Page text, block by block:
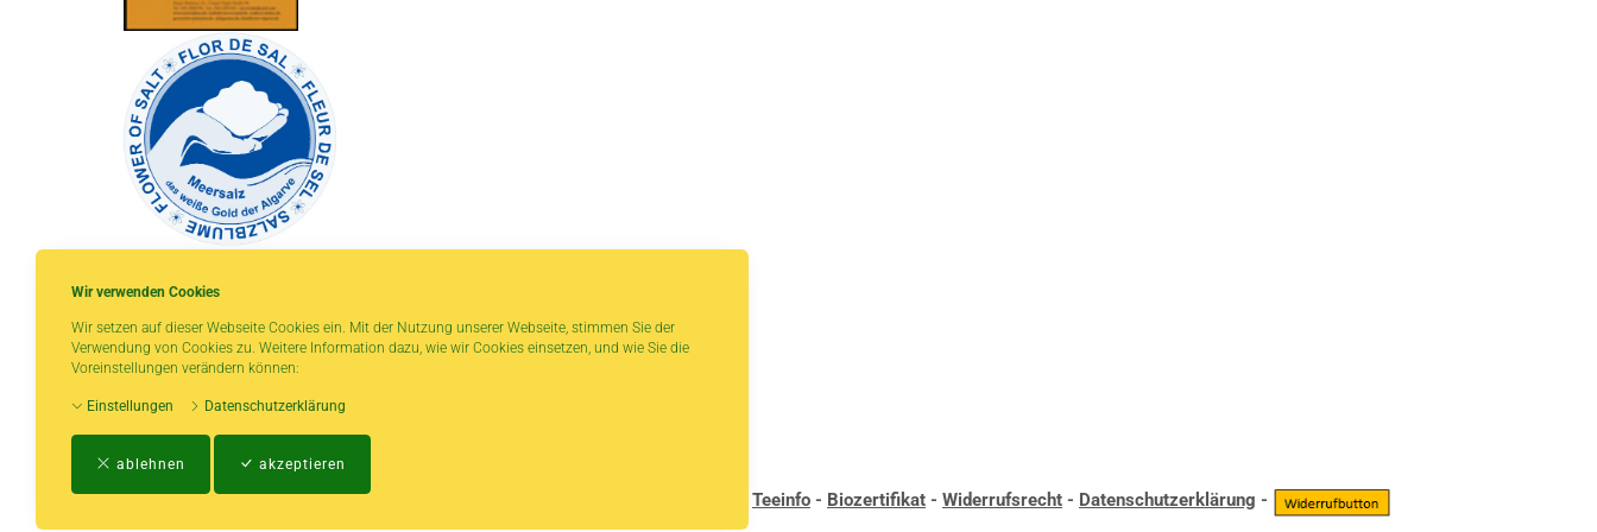
Wir verwenden Cookies
Wir setzen auf dieser Webseite Cookies ein. Mit der Nutzung unserer Webseite, stimmen Sie der
Verwendung von Cookies zu. Weitere Information dazu, wie wir Cookies einsetzen, und wie Sie die
Voreinstellungen verändern können:
Einstellungen Datenschutzerklärung
ablehnen akzeptieren
* gilt für Lieferungen innerhalb Deutschlands,
bitte der Schaltfläche mit den
Impressum-AGB-Zahlungs- und Versandbedingungen Teeinfo - Biozertifikat - Widerrufsrecht - Datenschutzerklärung -